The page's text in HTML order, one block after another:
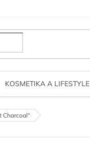
KOSMETIKA A LIFESTYLE
Charcoal“